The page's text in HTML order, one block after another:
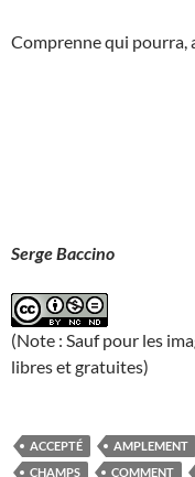
Comprenne qui pourra,
Serge Baccino
(Note : Sauf pour les
libres et gratuites)
ACCEPTÉ AMPLEMENT
CHAMPS
COMMENT